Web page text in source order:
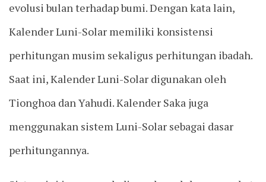
evolusi bulan terhadap bumi. Dengan kata lain,
Kalender Luni-Solar memiliki konsistensi
perhitungan musim sekaligus perhitungan ibadah.
Saat ini, Kalender Luni-Solar digunakan oleh
Tionghoa dan Yahudi. Kalender Saka juga
menggunakan sistem Luni-Solar sebagai dasar
perhitungannya.